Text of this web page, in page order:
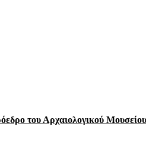
του Αρχαιολογικού